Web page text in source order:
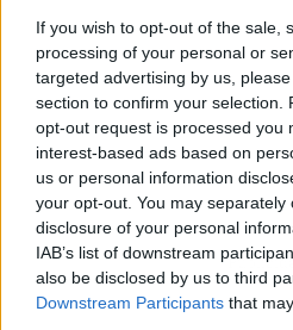
If you wish to opt-out of the sale,
processing of your personal or
targeted advertising by us,
section to confirm your selection.
opt-out request is processed you
interest-based ads based on
us or personal information
your opt-out. You may
disclosure of your personal
IAB’s list of downstream
also be disclosed by us to third
Downstream Participants that